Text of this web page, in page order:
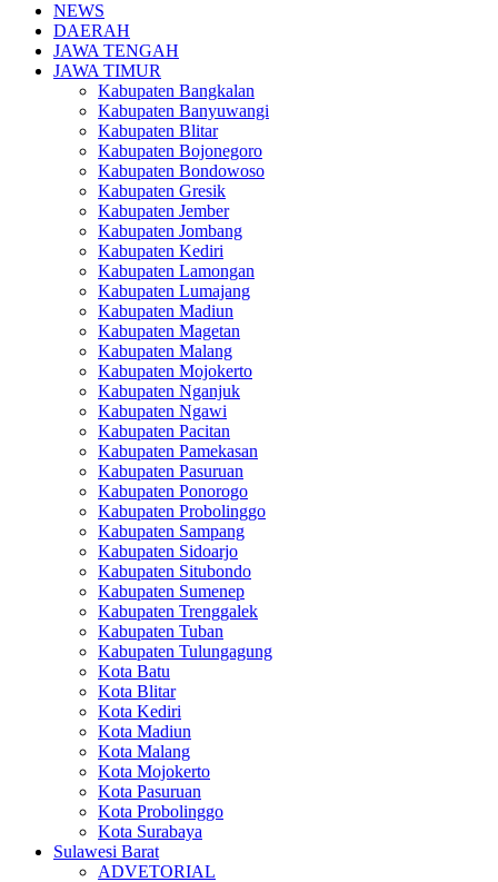
NEWS
DAERAH
JAWA TENGAH
JAWA TIMUR
Kabupaten Bangkalan
Kabupaten Banyuwangi
Kabupaten Blitar
Kabupaten Bojonegoro
Kabupaten Bondowoso
Kabupaten Gresik
Kabupaten Jember
Kabupaten Jombang
Kabupaten Kediri
Kabupaten Lamongan
Kabupaten Lumajang
Kabupaten Madiun
Kabupaten Magetan
Kabupaten Malang
Kabupaten Mojokerto
Kabupaten Nganjuk
Kabupaten Ngawi
Kabupaten Pacitan
Kabupaten Pamekasan
Kabupaten Pasuruan
Kabupaten Ponorogo
Kabupaten Probolinggo
Kabupaten Sampang
Kabupaten Sidoarjo
Kabupaten Situbondo
Kabupaten Sumenep
Kabupaten Trenggalek
Kabupaten Tuban
Kabupaten Tulungagung
Kota Batu
Kota Blitar
Kota Kediri
Kota Madiun
Kota Malang
Kota Mojokerto
Kota Pasuruan
Kota Probolinggo
Kota Surabaya
Sulawesi Barat
ADVETORIAL